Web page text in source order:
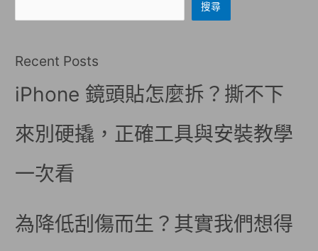
搜尋
Recent Posts
iPhone 鏡頭貼怎麼拆？撕不下
來別硬撬，正確工具與安裝教學
一次看
為降低刮傷而生？其實我們想得